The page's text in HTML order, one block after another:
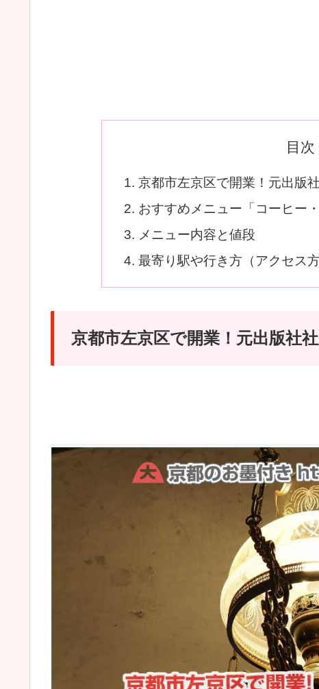
目次
京都市左京区で開業！元出版
おすすめメニュー「コーヒー
メニュー内容と値段
最寄り駅や行き方（アクセス方
京都市左京区で開業！元出版社